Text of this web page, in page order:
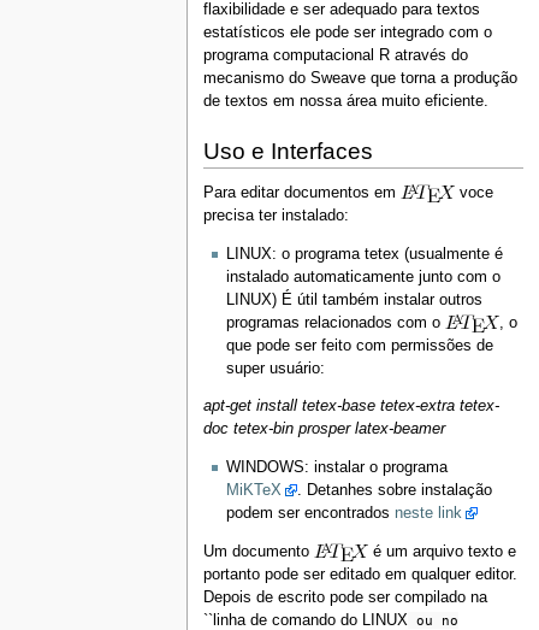
flaxibilidade e ser adequado para textos
estatísticos ele pode ser integrado com o
programa computacional R através do
mecanismo do Sweave que torna a produção
de textos em nossa área muito eficiente.
Uso e Interfaces
Para editar documentos em
voce
precisa ter instalado:
LINUX: o programa tetex (usualmente é
instalado automaticamente junto com o
LINUX) É útil também instalar outros
programas relacionados com o
, o
que pode ser feito com permissões de
super usuário:
apt-get install tetex-base tetex-extra tetex-
doc tetex-bin prosper latex-beamer
WINDOWS: instalar o programa
MiKTeX
. Detanhes sobre instalação
podem ser encontrados neste link
Um documento
é um arquivo texto e
portanto pode ser editado em qualquer editor.
Depois de escrito pode ser compilado na
``linha de comando do LINUXou no